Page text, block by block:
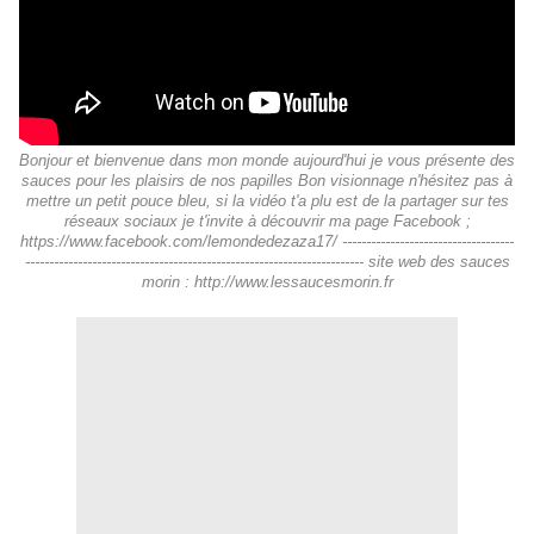
Bonjour et bienvenue dans mon monde aujourd'hui je vous présente des
sauces pour les plaisirs de nos papilles Bon visionnage n'hésitez pas à
mettre un petit pouce bleu, si la vidéo t'a plu est de la partager sur tes
réseaux sociaux je t'invite à découvrir ma page Facebook ;
https://www.facebook.com/lemondedezaza17/ ------------------------------------
----------------------------------------------------------------------- site web des sauces
morin : http://www.lessaucesmorin.fr